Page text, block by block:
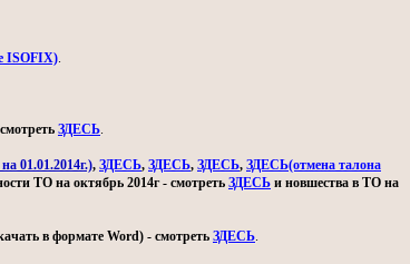
ISOFIX).
ЗДЕСЬ.
01.01.2014г.), ЗДЕСЬ, ЗДЕСЬ, ЗДЕСЬ, ЗДЕСЬ(отмена талона
ТО на октябрь 2014г - смотреть ЗДЕСЬ и новшества в ТО на
в формате Word) - смотреть ЗДЕСЬ.